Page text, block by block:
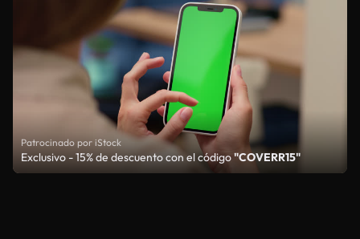
Patrocinado por iStock
Exclusivo - 15% de descuento con el código"COVERR15"